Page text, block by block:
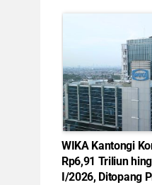
WIKA Kantongi
Rp6,91 Triliun
I/2026, Ditopang